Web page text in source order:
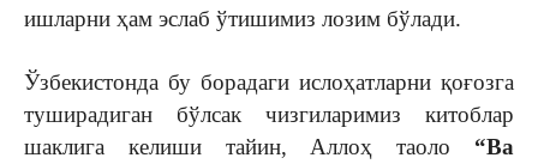
ишларни ҳам эслаб ўтишимиз лозим бўлади.
Ўзбекистонда бу борадаги ислоҳатларни қоғозга
туширадиган бўлсак чизгиларимиз китоблар
шаклига келиши тайин, Аллоҳ таоло “Ва